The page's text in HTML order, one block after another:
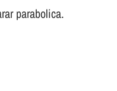
parabolica.